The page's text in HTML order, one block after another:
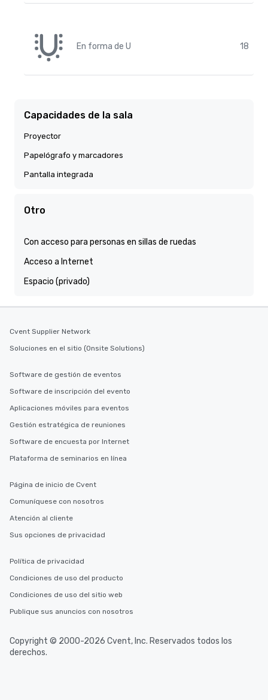
En forma de U 18
Capacidades de la sala
Proyector
Papelógrafo y marcadores
Pantalla integrada
Otro
Con acceso para personas en sillas de ruedas
Acceso a Internet
Espacio (privado)
Cvent Supplier Network
Soluciones en el sitio (Onsite Solutions)
Software de gestión de eventos
Software de inscripción del evento
Aplicaciones móviles para eventos
Gestión estratégica de reuniones
Software de encuesta por Internet
Plataforma de seminarios en línea
Página de inicio de Cvent
Comuníquese con nosotros
Atención al cliente
Sus opciones de privacidad
Política de privacidad
Condiciones de uso del producto
Condiciones de uso del sitio web
Publique sus anuncios con nosotros
Copyright © 2000-2026 Cvent, Inc. Reservados todos los
derechos.